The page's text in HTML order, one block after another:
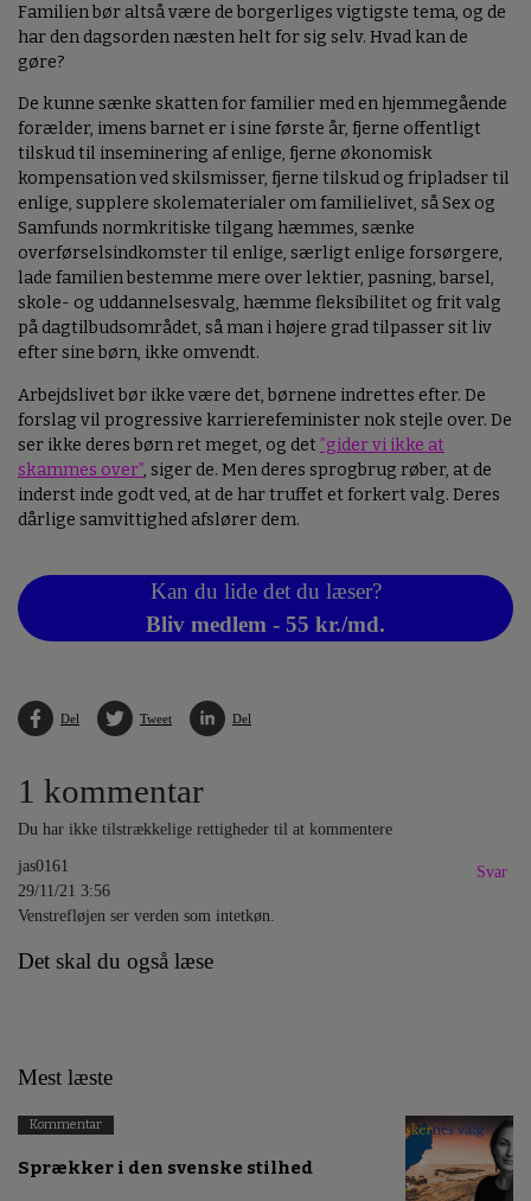
Familien bør altså være de borgerliges vigtigste tema, og de
har den dagsorden næsten helt for sig selv. Hvad kan de
gøre?
De kunne sænke skatten for familier med en hjemmegående
forælder, imens barnet er i sine første år, fjerne offentligt
tilskud til inseminering af enlige, fjerne økonomisk
kompensation ved skilsmisser, fjerne tilskud og fripladser til
enlige, supplere skolematerialer om familielivet, så Sex og
Samfunds normkritiske tilgang hæmmes, sænke
overførselsindkomster til enlige, særligt enlige forsørgere,
lade familien bestemme mere over lektier, pasning, barsel,
skole- og uddannelsesvalg, hæmme fleksibilitet og frit valg
på dagtilbudsområdet, så man i højere grad tilpasser sit liv
efter sine børn, ikke omvendt.
Arbejdslivet bør ikke være det, børnene indrettes efter. De
forslag vil progressive karrierefeminister nok stejle over. De
ser ikke deres børn ret meget, og det ”gider vi ikke at
skammes over”, siger de. Men deres sprogbrug røber, at de
inderst inde godt ved, at de har truffet et forkert valg. Deres
dårlige samvittighed afslører dem.
Kan du lide det du læser?
Bliv medlem - 55 kr./md.
Del Tweet Del
1 kommentar
Du har ikke tilstrækkelige rettigheder til at kommentere
jas0161
29/11/21 3:56
Venstrefløjen ser verden som intetkøn.
Svar
Det skal du også læse
Mest læste
Kommentar
Sprækker i den svenske stilhed